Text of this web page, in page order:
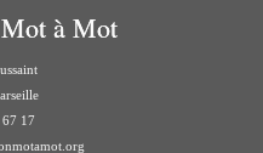
à Mot
17